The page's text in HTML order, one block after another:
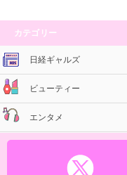
カテゴリー
日経ギャルズ
ビューティー
エンタメ